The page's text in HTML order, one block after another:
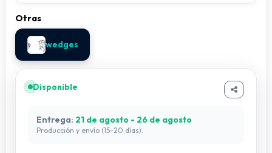
dinámicas y atractivas. Su uso garantiza tanto
la estética como la seguridad, manteniendo la
capacidad de carga y estabilidad del sistema
modular.
Otras
wedges
Disponible
Entrega: 21 de agosto - 26 de agosto
Producción y envío (15-20 días).